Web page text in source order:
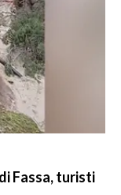
Fassa, turisti